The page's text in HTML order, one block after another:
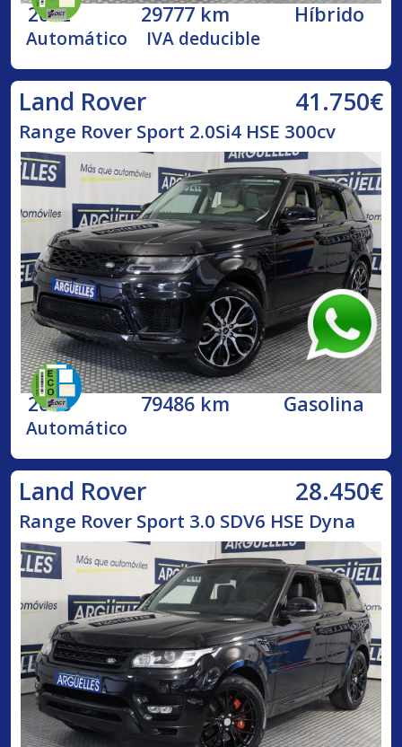
2022 29777 km Híbrido
Automático IVA deducible
Land Rover 41.750€
Range Rover Sport 2.0Si4 HSE 300cv
2018 79486 km Gasolina
Automático
Land Rover 28.450€
Range Rover Sport 3.0 SDV6 HSE Dyna